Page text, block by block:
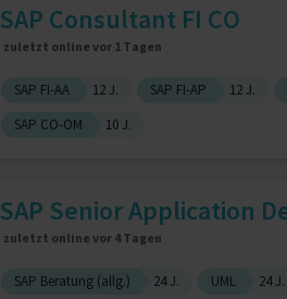
SAP Consultant FI CO
zuletzt online vor 1 Tagen
SAP FI-AA 12 J. SAP FI-AP 12 J.
SAP CO-OM
10 J.
SAP Senior Application
zuletzt online vor 4 Tagen
SAP Beratung (allg.) 24 J. UML 24 J.